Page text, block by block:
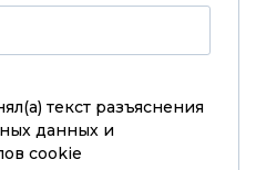
текст разъяснения
данных и
cookie